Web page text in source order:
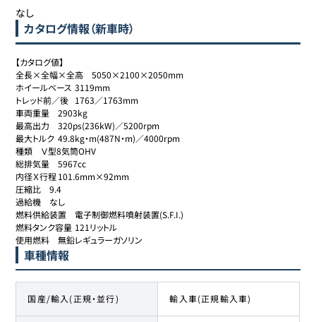
なし
カタログ情報（新車時）
【カタログ値】
全長×全幅×全高	5050×2100×2050mm
ホイールベース	3119mm
トレッド前／後	1763／1763mm
車両重量	2903kg
最高出力	320ps(236kW)／5200rpm
最大トルク	49.8kg・m(487N・m)／4000rpm
種類	Ｖ型8気筒OHV
総排気量	5967cc
内径Ｘ行程	101.6mm×92mm
圧縮比	9.4
過給機	なし
燃料供給装置	電子制御燃料噴射装置(S.F.I.)
燃料タンク容量	121リットル
使用燃料	無鉛レギュラーガソリン
車種情報
国産/輸入(正規・並行) 輸入車(正規輸入車)